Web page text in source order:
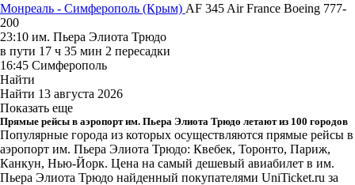
Монреаль - Симферополь (Крым) AF 345 Air France Boeing 777-
200
23:10 им. Пьера Элиота Трюдо
в пути 17 ч 35 мин 2 пересадки
16:45 Симферополь
Найти
Найти 13 августа 2026
Показать еще
Прямые рейсы в аэропорт им. Пьера Элиота Трюдо летают из 100 городов
Популярные города из которых осуществляются прямые рейсы в
аэропорт им. Пьера Элиота Трюдо: Квебек, Торонто, Париж,
Канкун, Нью-Йорк. Цена на самый дешевый авиабилет в им.
Пьера Элиота Трюдо найденный покупателями UniTicket.ru за